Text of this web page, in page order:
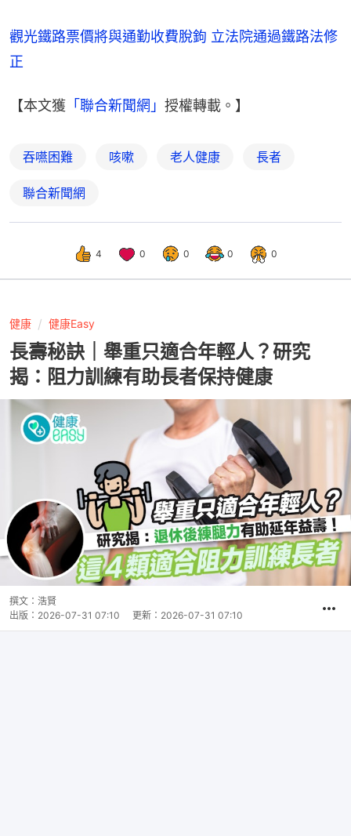
觀光鐵路票價將與通勤收費脫鉤 立法院通過鐵路法修
正
【本文獲 「聯合新聞網」 授權轉載。】
吞嚥困難 咳嗽 老人健康 長者
聯合新聞網
4 0 0 0 0
健康 健康Easy
長壽秘訣｜舉重只適合年輕人？研究
揭：阻力訓練有助長者保持健康
撰文： 浩賢
出版： 2026-07-31 07:10 更新： 2026-07-31 07:10